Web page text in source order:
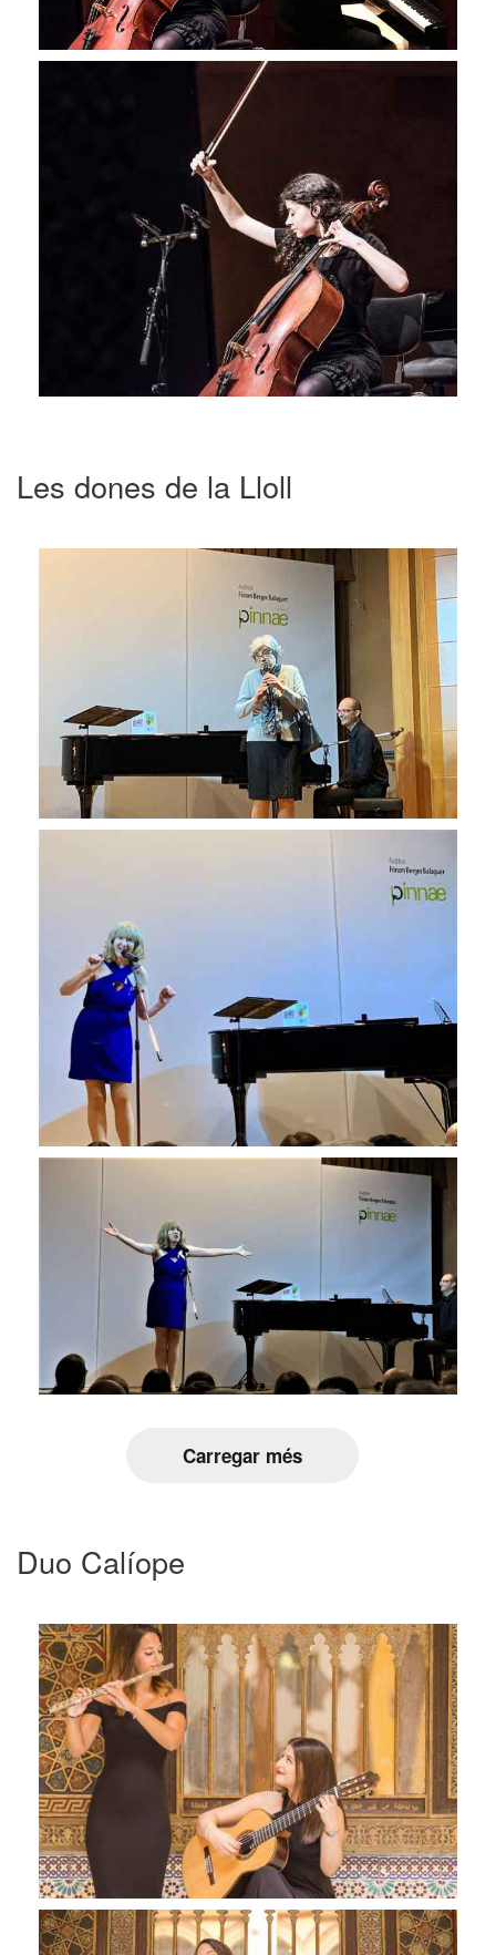
Les dones de la Lloll
Carregar més
Duo Calíope